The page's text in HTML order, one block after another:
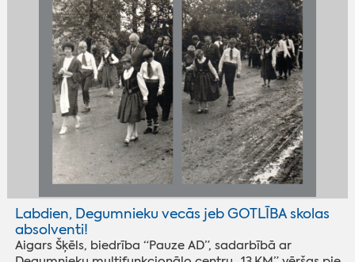
Labdien, Degumnieku vecās jeb GOTLĪBA skolas
absolventi!
Aigars Šķēls, biedrība “Pauze AD”, sadarbībā ar